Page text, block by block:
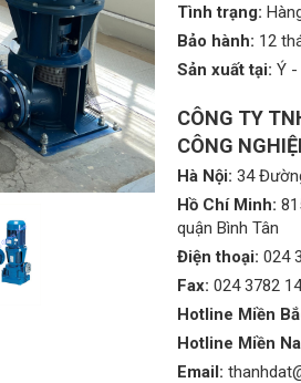
Tình trạng:
Bảo hành: 12
Sản xuất tại: Ý -
CÔNG TY
CÔNG
Hà Nội: 34
Hồ Chí Minh:
quận Bình Tân
Điện thoại: 024
Fax: 024 3782
Hotline Miền
Hotline Miền
Email: